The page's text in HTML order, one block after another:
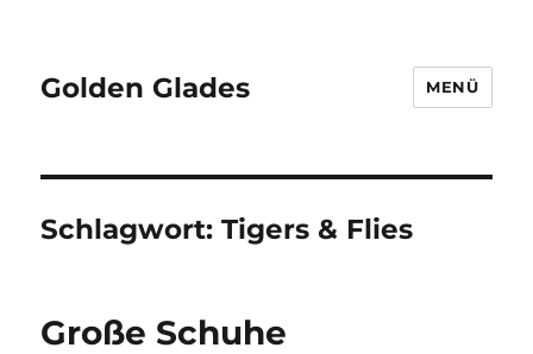
Golden Glades MENÜ
Schlagwort:Tigers & Flies
Große Schuhe